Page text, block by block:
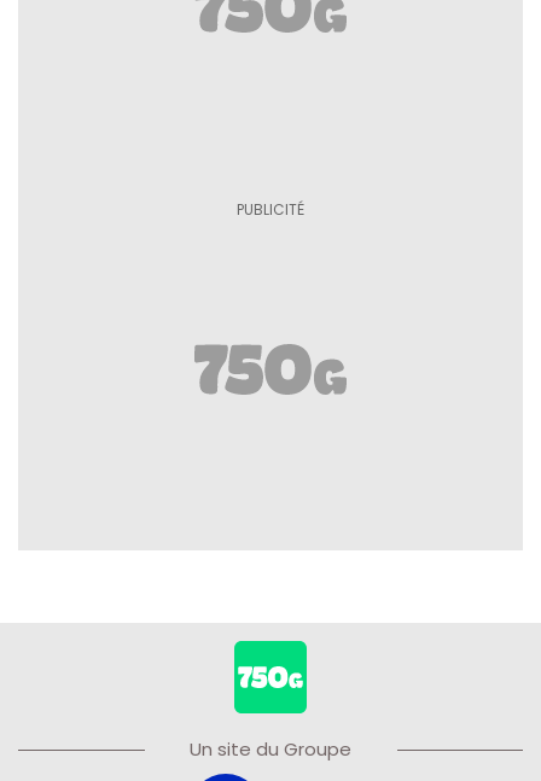
Un site du Groupe